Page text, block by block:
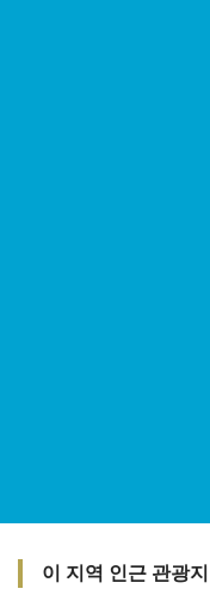
이 지역 인근 관광지